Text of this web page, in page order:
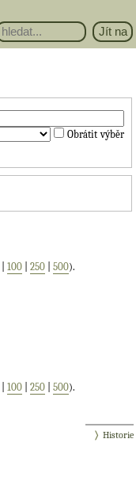
Obrátit výběr
100 250 500).
100 250 500).
Historie